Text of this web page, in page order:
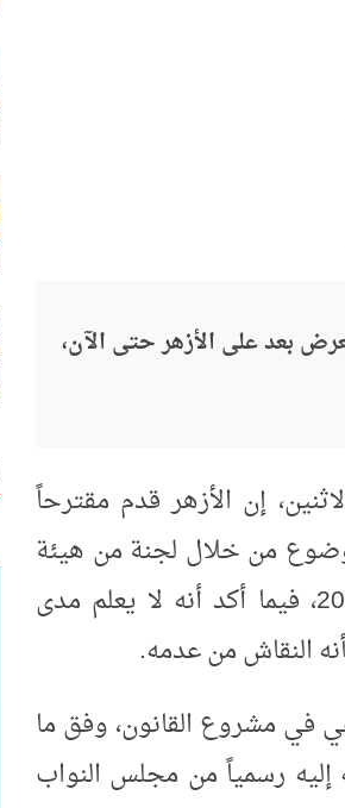
بعد على الأزهر حتى الآن،
إن الأزهر قدم مقترحاً
من خلال لجنة من هيئة
كبار العلماء والأساتذة المتخصصين، وذلك في أبريل 2019، فيما أكد أنه لا يعلم مدى
النقاش من عدمه.
في مشروع القانون، وفق ما
رسمياً من مجلس النواب